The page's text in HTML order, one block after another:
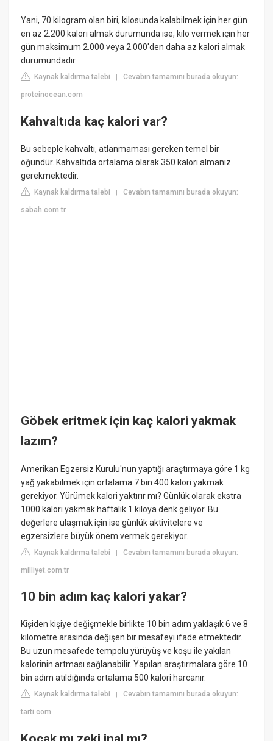
Yani, 70 kilogram olan biri, kilosunda kalabilmek için her gün
en az 2.200 kalori almak durumunda ise, kilo vermek için her
gün maksimum 2.000 veya 2.000'den daha az kalori almak
durumundadır.
Kaynak kaldırma talebi |Cevabın tamamını burada okuyun:
proteinocean.com
Kahvaltıda kaç kalori var?
Bu sebeple kahvaltı, atlanmaması gereken temel bir
öğündür. Kahvaltıda ortalama olarak 350 kalori almanız
gerekmektedir.
Kaynak kaldırma talebi |Cevabın tamamını burada okuyun:
sabah.com.tr
Göbek eritmek için kaç kalori yakmak
lazım?
Amerikan Egzersiz Kurulu'nun yaptığı araştırmaya göre 1 kg
yağ yakabilmek için ortalama 7 bin 400 kalori yakmak
gerekiyor. Yürümek kalori yaktırır mı? Günlük olarak ekstra
1000 kalori yakmak haftalık 1 kiloya denk geliyor. Bu
değerlere ulaşmak için ise günlük aktivitelere ve
egzersizlere büyük önem vermek gerekiyor.
Kaynak kaldırma talebi |Cevabın tamamını burada okuyun:
milliyet.com.tr
10 bin adım kaç kalori yakar?
Kişiden kişiye değişmekle birlikte 10 bin adım yaklaşık 6 ve 8
kilometre arasında değişen bir mesafeyi ifade etmektedir.
Bu uzun mesafede tempolu yürüyüş ve koşu ile yakılan
kalorinin artması sağlanabilir. Yapılan araştırmalara göre 10
bin adım atıldığında ortalama 500 kalori harcanır.
Kaynak kaldırma talebi |Cevabın tamamını burada okuyun:
tarti.com